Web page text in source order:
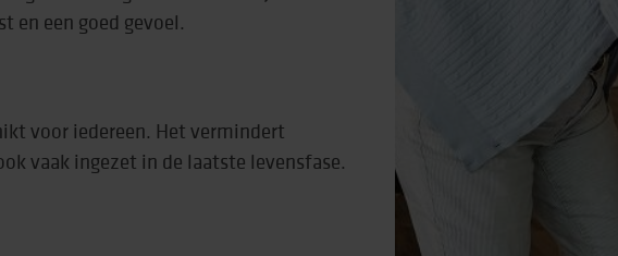
& dagbesteding
en een goed gevoel.
voor iedereen. Het vermindert
vaak ingezet in de laatste levensfase.